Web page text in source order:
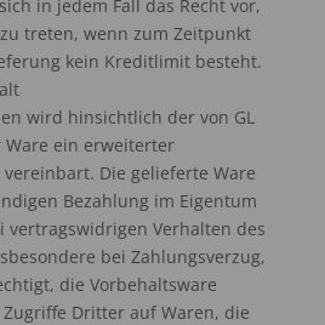
in jedem Fall das Recht vor,
treten, wenn zum Zeitpunkt
kein Kreditlimit besteht.
wird hinsichtlich der von GL
ein erweiterter
Die gelieferte Ware
Bezahlung im Eigentum
vertragswidrigen Verhalten des
bei Zahlungsverzug,
die Vorbehaltsware
Dritter auf Waren, die